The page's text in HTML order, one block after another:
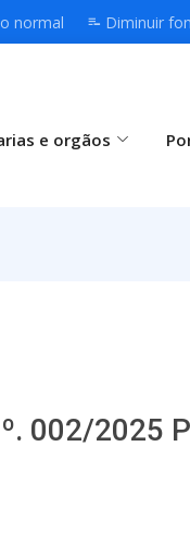
normal Diminuir
e orgãos
002/2025